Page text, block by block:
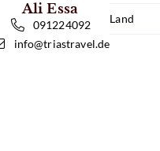
Bereich: ohne
Ali Essa
091224092
info@triastravel.de
Land